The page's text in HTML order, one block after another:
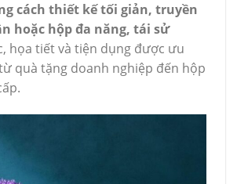
cách thiết kế tối giản, truyền
hoặc hộp đa năng, tái sử
họa tiết và tiện dụng được ưu
quà tặng doanh nghiệp đến hộp